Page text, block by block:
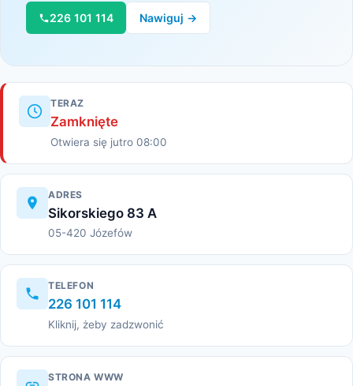
226 101 114 Nawiguj →
TERAZ
Zamknięte
Otwiera się jutro 08:00
ADRES
Sikorskiego 83 A
05-420 Józefów
TELEFON
226 101 114
Kliknij, żeby zadzwonić
STRONA WWW